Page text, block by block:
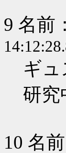
9 名前：
ギ
研究
10 名前